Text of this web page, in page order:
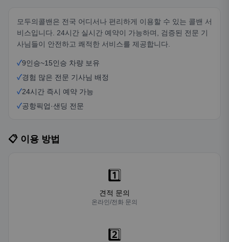
모두의콜밴은 전국 어디서나 편리하게 이용할 수 있는 콜밴 서
비스입니다. 24시간 실시간 예약이 가능하며, 검증된 전문 기
사님들이 안전하고 쾌적한 서비스를 제공합니다.
✓9인승~15인승 차량 보유
✓경험 많은 전문 기사님 배정
✓24시간 즉시 예약 가능
✓공항픽업·샌딩 전문
📋 이용 방법
1️⃣
견적 문의
온라인/전화 문의
2️⃣